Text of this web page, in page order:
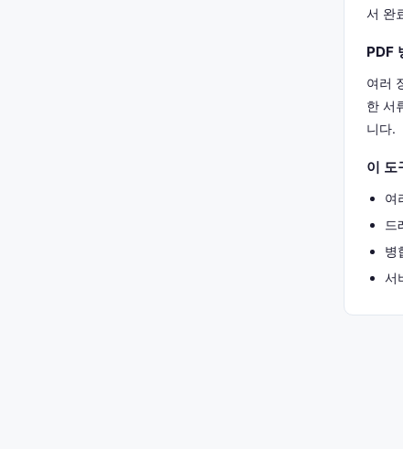
서 완
PDF
여러
한 서
니다.
이 도
여
드
병
서